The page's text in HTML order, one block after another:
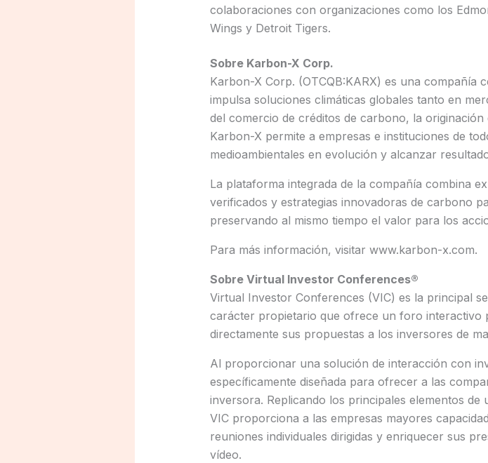
colaboraciones con organizaciones como los
Wings y Detroit Tigers.
Sobre Karbon-X Corp.
Karbon-X Corp. (OTCQB:KARX) es una compañía
impulsa soluciones climáticas globales tanto en
del comercio de créditos de carbono, la
Karbon-X permite a empresas e instituciones de
medioambientales en evolución y alcanzar
La plataforma integrada de la compañía combina
verificados y estrategias innovadoras de carbono
preservando al mismo tiempo el valor para los
Para más información, visitar www.karbon-x.com.
Sobre Virtual Investor Conferences®
Virtual Investor Conferences (VIC) es la principal
carácter propietario que ofrece un foro interactivo
directamente sus propuestas a los inversores de
Al proporcionar una solución de interacción con
específicamente diseñada para ofrecer a las
inversora. Replicando los principales elementos
VIC proporciona a las empresas mayores
reuniones individuales dirigidas y enriquecer sus
vídeo.